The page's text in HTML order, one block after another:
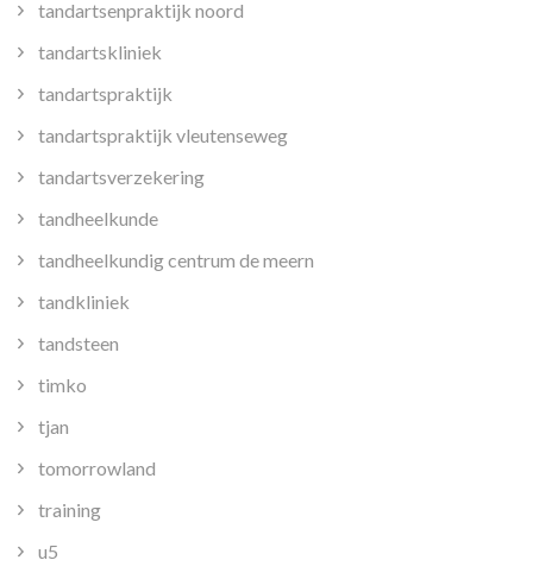
tandartsenpraktijk noord
tandartskliniek
tandartspraktijk
tandartspraktijk vleutenseweg
tandartsverzekering
tandheelkunde
tandheelkundig centrum de meern
tandkliniek
tandsteen
timko
tjan
tomorrowland
training
u5